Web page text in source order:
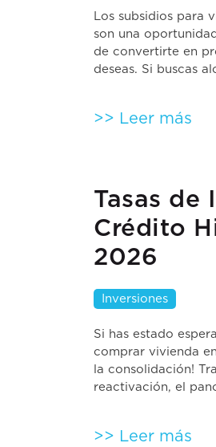
Los subsidios para
son una
de convertirte en
deseas. Si buscas
>> Leer más
Tasas de
Crédito
2026
Inversiones
Si has estado
comprar vivienda
la consolidación!
reactivación, el
>> Leer más